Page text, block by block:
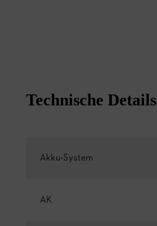
Technische Details
Akku-System
AK